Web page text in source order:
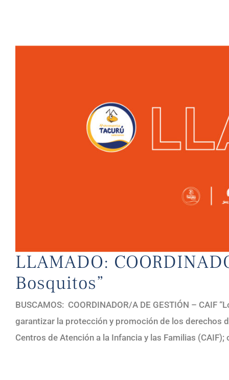
LLAMADO:
Bosquitos”
BUSCAMOS: COORDINADOR/A DE GESTIÓN –
garantizar la protección y promoción de los derechos
Centros de Atención a la Infancia y las Familias